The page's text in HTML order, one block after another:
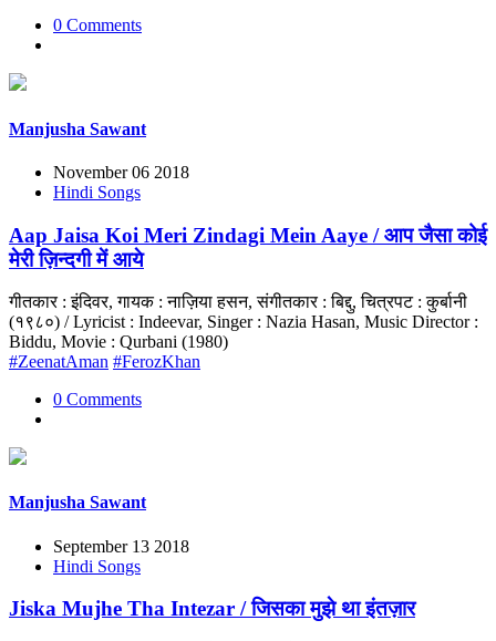
0 Comments
Manjusha Sawant
November 06 2018
Hindi Songs
Aap Jaisa Koi Meri Zindagi Mein Aaye / आप जैसा कोई
मेरी ज़िन्दगी में आये
गीतकार : इंदिवर, गायक : नाज़िया हसन, संगीतकार : बिद्दु, चित्रपट : कुर्बानी
(१९८०) / Lyricist : Indeevar, Singer : Nazia Hasan, Music Director :
Biddu, Movie : Qurbani (1980)
#ZeenatAman #FerozKhan
0 Comments
Manjusha Sawant
September 13 2018
Hindi Songs
Jiska Mujhe Tha Intezar / जिसका मुझे था इंतज़ार